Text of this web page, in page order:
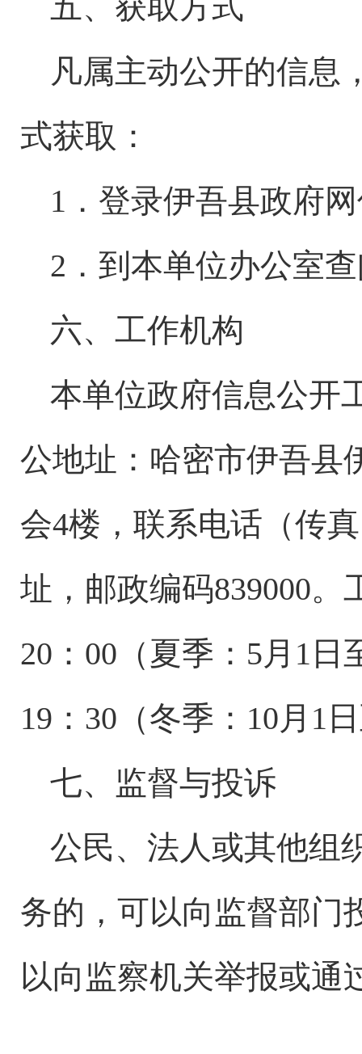
凡属主动公开的信息
式获取：
1．登录伊吾县政府
2．到本单位办公室
六、工作机构
本单位政府信息公开
公地址：哈密市伊吾县
会4楼，联系电话（传
址，邮政编码839000。
20：00（夏季：5月1日
19：30（冬季：10月1
七、监督与投诉
公民、法人或其他组
务的，可以向监督部门
以向监察机关举报或通